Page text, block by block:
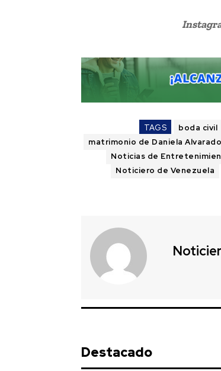
TAGS boda civil
matrimonio de Daniela Alvarado
Noticias de
Noticiero de Venezuela
Destacado